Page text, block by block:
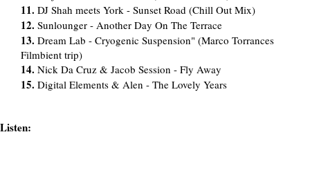
11. DJ Shah meets York - Sunset Road (Chill Out Mix)
12. Sunlounger - Another Day On The Terrace
13. Dream Lab - Cryogenic Suspension" (Marco Torrances
Filmbient trip)
14. Nick Da Cruz & Jacob Session - Fly Away
15. Digital Elements & Alen - The Lovely Years
Listen: